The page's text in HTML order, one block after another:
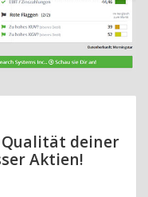
Qualität deiner
Aktien!